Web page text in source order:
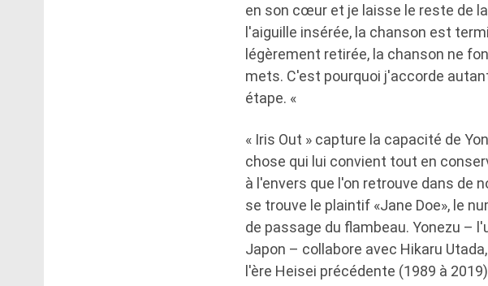
en son cœur et je laisse le reste de
l'aiguille insérée, la chanson est
légèrement retirée, la chanson ne
mets. C'est pourquoi j'accorde
étape. «
« Iris Out » capture la capacité de
chose qui lui convient tout en
à l'envers que l'on retrouve dans de
se trouve le plaintif «Jane Doe», le
de passage du flambeau. Yonezu –
Japon – collabore avec Hikaru
l'ère Heisei précédente (1989 à